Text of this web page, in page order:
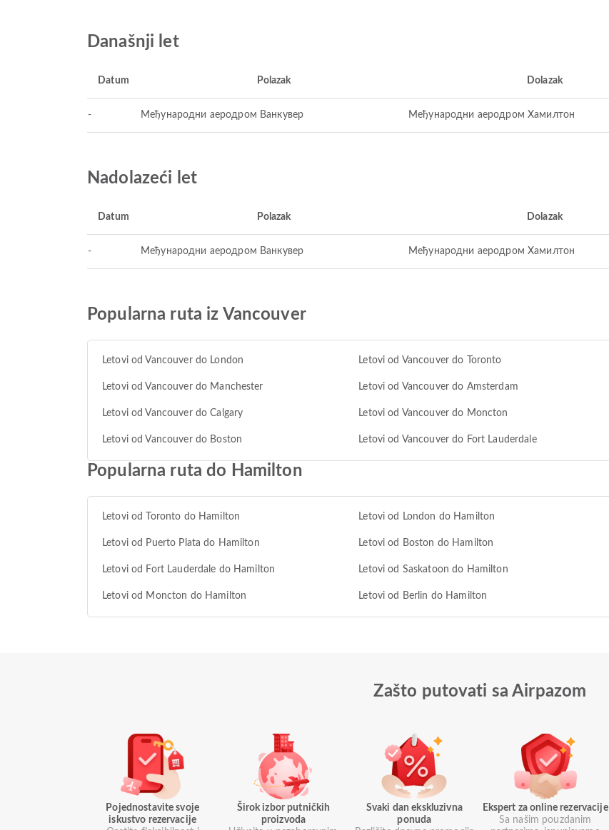
Današnji let
Datum Polazak Dolazak
- Међународни аеродром Ванкувер Међународни аеродром Хамилтон
Nadolazeći let
Datum Polazak Dolazak
- Међународни аеродром Ванкувер Међународни аеродром Хамилтон
Popularna ruta iz Vancouver
Letovi od Vancouver do London Letovi od Vancouver do Toronto
Letovi od Vancouver do Manchester Letovi od Vancouver do Amsterdam
Letovi od Vancouver do Calgary Letovi od Vancouver do Moncton
Letovi od Vancouver do Boston Letovi od Vancouver do Fort Lauderdale
Popularna ruta do Hamilton
Letovi od Toronto do Hamilton Letovi od London do Hamilton
Letovi od Puerto Plata do Hamilton Letovi od Boston do Hamilton
Letovi od Fort Lauderdale do Hamilton Letovi od Saskatoon do Hamilton
Letovi od Moncton do Hamilton Letovi od Berlin do Hamilton
Zašto putovati sa Airpazom
Pojednostavite svoje
iskustvo rezervacije
Širok izbor putničkih
proizvoda
Svaki dan ekskluzivna
ponuda
Ekspert za online rezervacije
Sa našim pouzdanim